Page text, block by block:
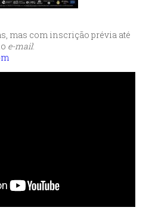
mas com inscrição prévia até
e-mail: